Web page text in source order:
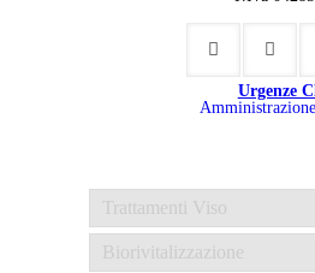
Urgenze
Trattamenti Viso
Biorivitalizzazione